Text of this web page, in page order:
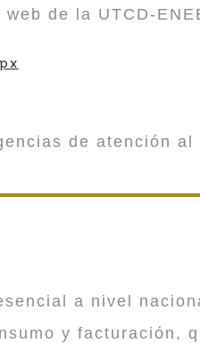
de la UTCD-
de atención
a nivel
y facturación,